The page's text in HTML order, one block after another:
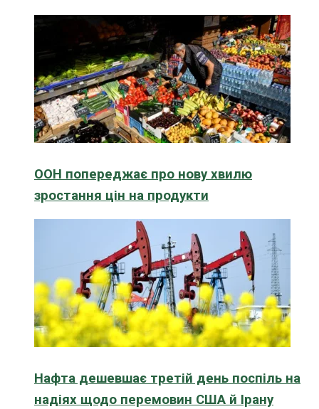
ООН попереджає про нову хвилю
зростання цін на продукти
Нафта дешевшає третій день поспіль на
надіях щодо перемовин США й Ірану